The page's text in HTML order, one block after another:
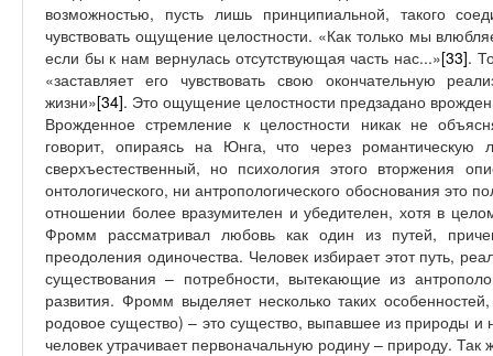
возможностью, пусть лишь принципиальной, такого
чувствовать ощущение целостности. «Как только мы
если бы к нам вернулась отсутствующая часть нас...»[33].
«заставляет его чувствовать свою окончательную
жизни»[34]. Это ощущение целостности предзадано
Врожденное стремление к целостности никак не
говорит, опираясь на Юнга, что через романтическую
сверхъестественный, но психология этого вторжения
онтологического, ни антропологического обоснования
отношении более вразумителен и убедителен, хотя в
Фромм рассматривал любовь как один из путей,
преодоления одиночества. Человек избирает этот путь,
существования – потребности, вытекающие из
развития. Фромм выделяет несколько таких
родовое существо) – это существо, выпавшее из природы
человек утрачивает первоначальную родину – природу. Так